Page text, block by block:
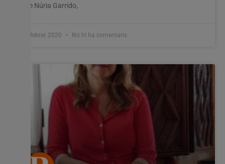
de Núria Garrido,
4 febrer, 2020 No hi ha comentaris